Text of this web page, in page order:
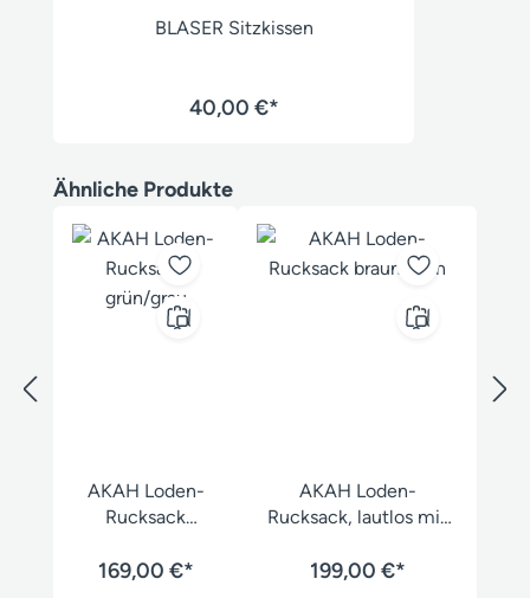
BLASER Sitzkissen
40,00 €*
Produktgalerie überspringen
Ähnliche Produkte
AKAH Loden-
Rucksack
169,00 €*
AKAH Loden-
Rucksack, lautlos mit
199,00 €*